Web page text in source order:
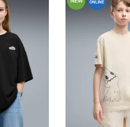
ONLINE